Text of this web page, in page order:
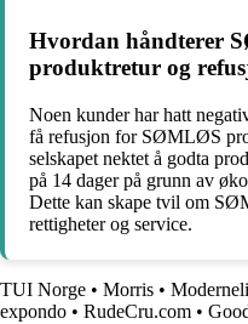
Hvordan håndterer
produktretur og
Noen kunder har hatt
få refusjon for SØMLØS
selskapet nektet å godta
på 14 dager på grunn av
Dette kan skape tvil om
rettigheter og service.
TUI Norge • Morris •
expondo • RudeCru.com •